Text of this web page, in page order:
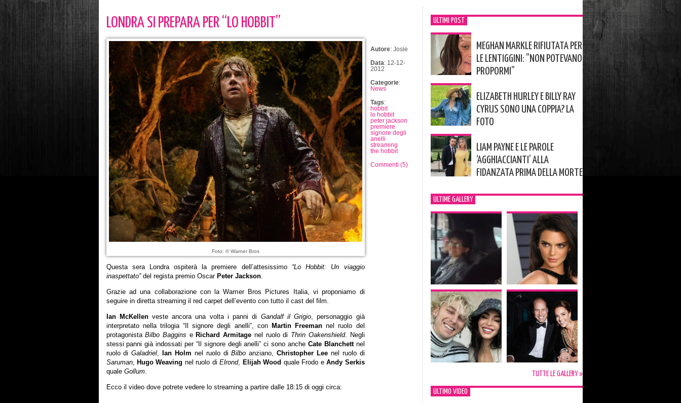
LONDRA SI PREPARA PER “LO HOBBIT”
Foto: © Warner Bros
Questa sera Londra ospiterà la premiere dell’attesissimo “Lo Hobbit: Un viaggio
inaspettato”del regista premio Oscar Peter Jackson.
Grazie ad una collaborazione con la Warner Bros Pictures Italia, vi proponiamo di
seguire in diretta streaming il red carpet dell’evento con tutto il cast del film.
Ian McKellenveste ancora una volta i panni di Gandalf il Grigio, personaggio già
interpretato nella trilogia “Il signore degli anelli”, con Martin Freeman nel ruolo del
protagonistaBilbo Baggins e Richard Armitage nel ruolo di Thrin Oakenshield. Negli
stessi panni già indossati per “Il signore degli anelli” ci sono anche Cate Blanchettnel
ruolo diGaladriel, Ian Holm nel ruolo diBilbo anziano,Christopher Leenel ruolo di
Saruman, Hugo Weaving nel ruolo diElrond, Elijah Wood quale Frodo eAndy Serkis
quale Gollum.
Ecco il video dove potrete vedere lo streaming a partire dalle 18:15 di oggi circa:
Autore: Josie
Data: 12-12-
2012
Categorie:
News
Tags:
hobbit
lo hobbit
peter jackson
premiere
signore degli
anelli
streaming
the hobbit
Commenti (5)
ULTIMI POST
MEGHAN MARKLE RIFIUTATA PER
LE LENTIGGINI: ”NON POTEVANO
PROPORMI”
ELIZABETH HURLEY E BILLY RAY
CYRUS SONO UNA COPPIA? LA
FOTO
LIAM PAYNE E LE PAROLE
‘AGGHIACCIANTI’ ALLA
FIDANZATA PRIMA DELLA MORTE
ULTIME GALLERY
TUTTE LE GALLERY »
ULTIMO VIDEO